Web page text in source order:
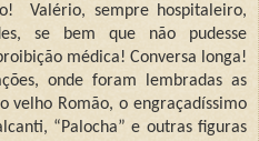
Valério, sempre hospitaleiro,
se bem que não pudesse
médica! Conversa longa!
onde foram lembradas as
velho Romão, o engraçadíssimo
“Palocha” e outras figuras